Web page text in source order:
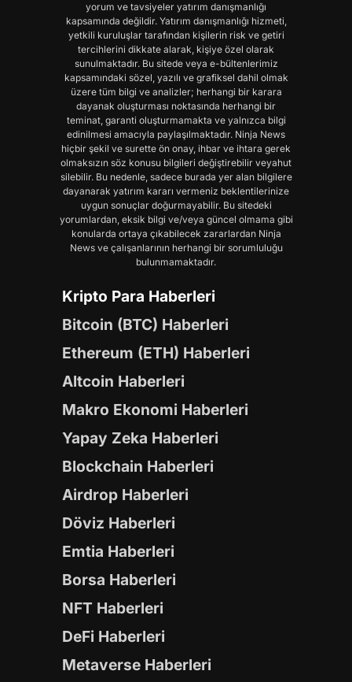
yorum ve tavsiyeler yatırım danışmanlığı
kapsamında değildir. Yatırım danışmanlığı hizmeti,
yetkili kuruluşlar tarafından kişilerin risk ve getiri
tercihlerini dikkate alarak, kişiye özel olarak
sunulmaktadır. Bu sitede veya e-bültenlerimiz
kapsamındaki sözel, yazılı ve grafiksel dahil olmak
üzere tüm bilgi ve analizler; herhangi bir karara
dayanak oluşturması noktasında herhangi bir
teminat, garanti oluşturmamakta ve yalnızca bilgi
edinilmesi amacıyla paylaşılmaktadır. Ninja News
hiçbir şekil ve surette ön onay, ihbar ve ihtara gerek
olmaksızın söz konusu bilgileri değiştirebilir veyahut
silebilir. Bu nedenle, sadece burada yer alan bilgilere
dayanarak yatırım kararı vermeniz beklentilerinize
uygun sonuçlar doğurmayabilir. Bu sitedeki
yorumlardan, eksik bilgi ve/veya güncel olmama gibi
konularda ortaya çıkabilecek zararlardan Ninja
News ve çalışanlarının herhangi bir sorumluluğu
bulunmamaktadır.
Kripto Para Haberleri
Bitcoin (BTC) Haberleri
Ethereum (ETH) Haberleri
Altcoin Haberleri
Makro Ekonomi Haberleri
Yapay Zeka Haberleri
Blockchain Haberleri
Airdrop Haberleri
Döviz Haberleri
Emtia Haberleri
Borsa Haberleri
NFT Haberleri
DeFi Haberleri
Metaverse Haberleri